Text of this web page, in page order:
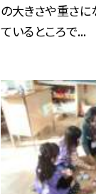
の大きさや重さ
ているところで...